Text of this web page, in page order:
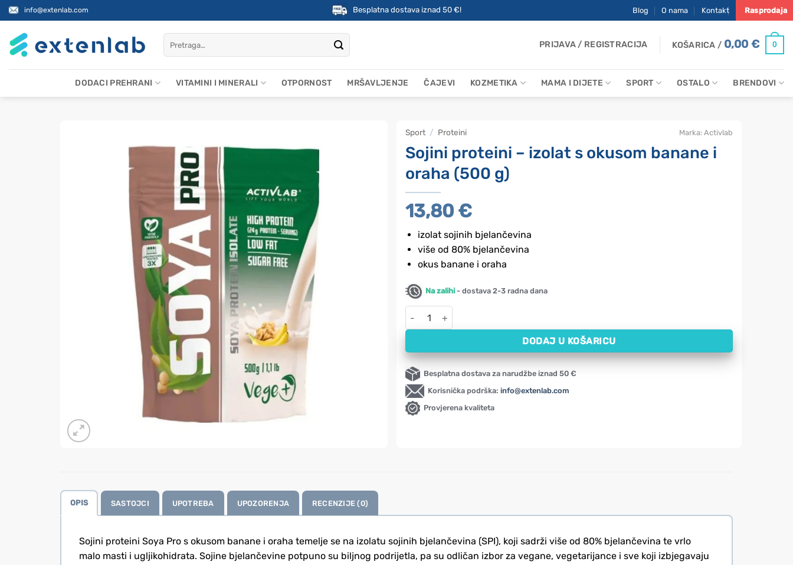
Skip
to
content
info@extenlab.com Besplatna dostava iznad 50 €! Blog O nama Kontakt Rasprodaja
PRIJAVA / REGISTRACIJA KOŠARICA / 0,00€ 0
DODACI PREHRANI VITAMINI I MINERALI OTPORNOST MRŠAVLJENJE ČAJEVI KOZMETIKA MAMA I DIJETE SPORT OSTALO BRENDOVI
Sport / Proteini
Sojini proteini – izolat s okusom banane i
oraha (500 g)
13,80 €
izolat sojinih bjelančevina
više od 80% bjelančevina
okus banane i oraha
Na zalihi - dostava 2-3 radna dana
Sojini proteini - izolat s okusom banane i oraha (500 g) količina
DODAJ U KOŠARICU
Besplatna dostava za narudžbe iznad 50 €
Korisnička podrška: info@extenlab.com
Provjerena kvaliteta
Marka: Activlab
OPIS SASTOJCI UPOTREBA UPOZORENJA RECENZIJE (0)
Sojini proteini Soya Pro s okusom banane i oraha temelje se na izolatu sojinih bjelančevina (SPI), koji sadrži više od 80% bjelančevina te vrlo
malo masti i ugljikohidrata. Sojine bjelančevine potpuno su biljnog podrijetla, pa su odličan izbor za vegane, vegetarijance i sve koji izbjegavaju